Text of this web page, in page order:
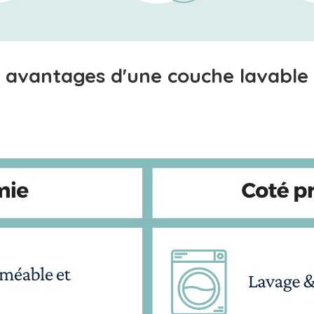
avantages d'une couche lavable